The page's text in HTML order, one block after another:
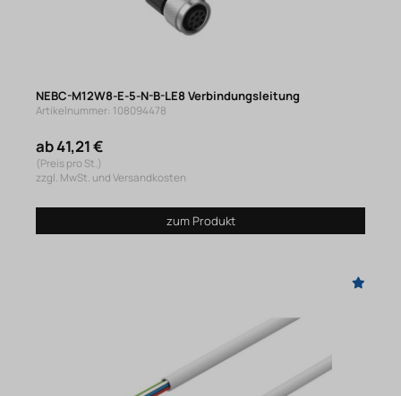
NEBC-M12W8-E-5-N-B-LE8 Verbindungsleitung
Artikelnummer: 108094478
ab 41,21 €
(Preis pro St.)
zzgl. MwSt. und Versandkosten
zum Produkt